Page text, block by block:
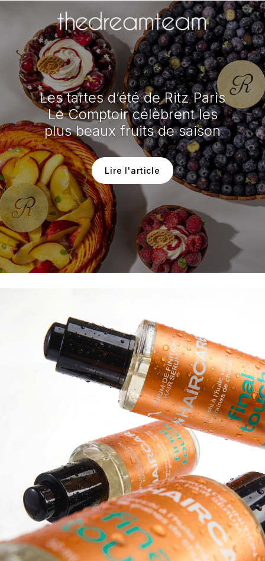
Les tartes d’été de Ritz Paris
Le Comptoir célèbrent les
plus beaux fruits de saison
Lire l'article